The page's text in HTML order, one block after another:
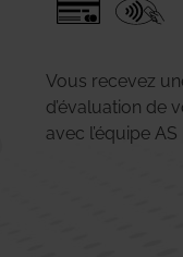
Vous recevez
d’évaluation de
avec l’équipe AS